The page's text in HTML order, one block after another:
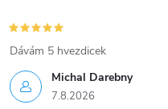
Michal Darebny
7.8.2026
Dávám 5 hvezdicek